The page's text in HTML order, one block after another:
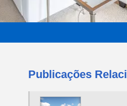
Publicações